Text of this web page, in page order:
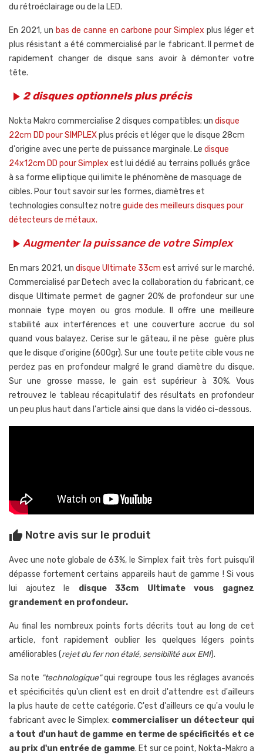
du rétroéclairage ou de la LED.
En 2021, un bas de canne en carbone pour Simplex plus léger et
plus résistant a été commercialisé par le fabricant. Il permet de
rapidement changer de disque sans avoir à démonter votre
tête.
play_arrow 2 disques optionnels plus précis
Nokta Makro commercialise 2 disques compatibles; un disque
22cm DD pour SIMPLEXplus précis et léger que le disque 28cm
d'origine avec une perte de puissance marginale. Le disque
24x12cm DD pour Simplex est lui dédié au terrains pollués grâce
à sa forme elliptique qui limite le phénomène de masquage de
cibles. Pour tout savoir sur les formes, diamètres et
technologies consultez notre guide des meilleurs disques pour
détecteurs de métaux.
play_arrowAugmenter la puissance de votre Simplex
En mars 2021, un disque Ultimate 33cm est arrivé sur le marché.
Commercialisé par Detech avec la collaboration du fabricant, ce
disque Ultimate permet de gagner 20% de profondeur sur une
monnaie type moyen ou gros module. Il offre une meilleure
stabilité aux interférences et une couverture accrue du sol
quand vous balayez. Cerise sur le gâteau, il ne pèse guère plus
que le disque d'origine (600gr). Sur une toute petite cible vous ne
perdez pas en profondeur malgré le grand diamètre du disque.
Sur une grosse masse, le gain est supérieur à 30%. Vous
retrouvez le tableau récapitulatif des résultats en profondeur
un peu plus haut dans l'article ainsi que dans la vidéo ci-dessous.
thumb_up Notre avis sur le produit
Avec une note globale de 63%, le Simplex fait très fort puisqu'il
dépasse fortement certains appareils haut de gamme ! Si vous
lui ajoutez le disque 33cm Ultimate vous gagnez
grandement en profondeur.
Au final les nombreux points forts décrits tout au long de cet
article, font rapidement oublier les quelques légers points
améliorables (rejet du fer non étalé, sensibilité aux EMI).
Sa note "technologique"qui regroupe tous les réglages avancés
et spécificités qu'un client est en droit d'attendre est d'ailleurs
la plus haute de cette catégorie. C'est d'ailleurs ce qu'a voulu le
fabricant avec le Simplex: commercialiser un détecteur qui
a tout d'un haut de gamme en terme de spécificités et ce
au prix d'un entrée de gamme. Et sur ce point, Nokta-Makro a